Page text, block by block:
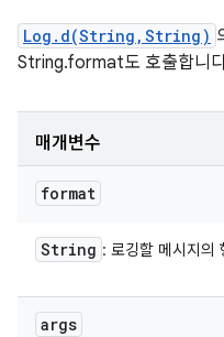
Log.d(String,String)
String.format도 호출합니
매개변수
format
String : 로깅할 메시지의
args